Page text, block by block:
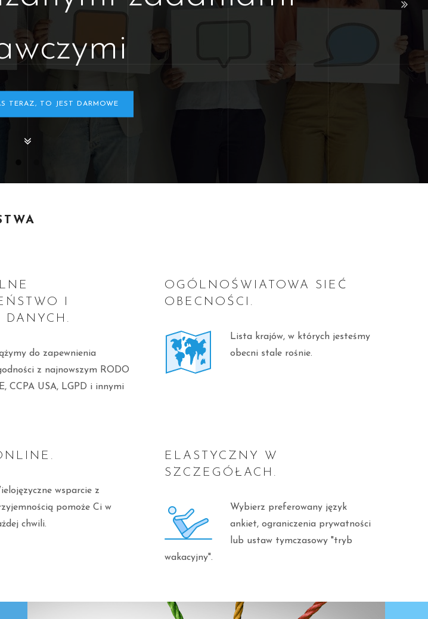
TERAZ, TO JEST DARMOWE
I
DANYCH.
do zapewnienia
z najnowszym RODO
CCPA USA, LGPD i innymi
OGÓLNOŚWIATOWA SIEĆ
OBECNOŚCI.
Lista krajów, w których jesteśmy
obecni stale rośnie.
wsparcie z
pomoże Ci w
chwili.
ELASTYCZNY W
SZCZEGÓŁACH.
Wybierz preferowany język
ankiet, ograniczenia prywatności
lub ustaw tymczasowy "tryb
wakacyjny".